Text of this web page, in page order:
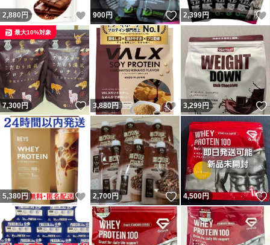
2,880円 いいね！
900円 いいね！
2,399円
7,300円 いいね！
最大10%対象
3,880円 いいね！
3,299円
5,380円 いいね！
2,700円 いいね！
4,500円